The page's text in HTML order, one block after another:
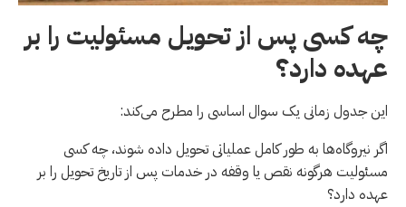
چه کسی پس از تحویل مسئولیت را بر
عهده دارد؟
این جدول زمانی یک سوال اساسی را مطرح می‌کند:
اگر نیروگاه‌ها به طور کامل عملیاتی تحویل داده شوند، چه کسی
مسئولیت هرگونه نقص یا وقفه در خدمات پس از تاریخ تحویل را بر
عهده دارد؟